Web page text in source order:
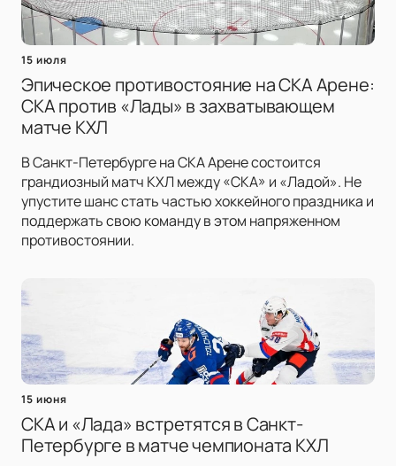
15 июля
Эпическое противостояние на СКА Арене:
СКА против «Лады» в захватывающем
матче КХЛ
В Санкт-Петербурге на СКА Арене состоится
грандиозный матч КХЛ между «СКА» и «Ладой». Не
упустите шанс стать частью хоккейного праздника и
поддержать свою команду в этом напряженном
противостоянии.
15 июня
СКА и «Лада» встретятся в Санкт-
Петербурге в матче чемпионата КХЛ